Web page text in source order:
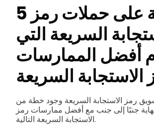
5 أمثلة على حملات رمز
السريعة التي
أفضل الممارسات
الاستجابة السريعة
رمز الاستجابة السريعة وجود خطة من
جنبًا إلى جنب مع أفضل ممارسات رمز
الاستجابة السريعة التالية.